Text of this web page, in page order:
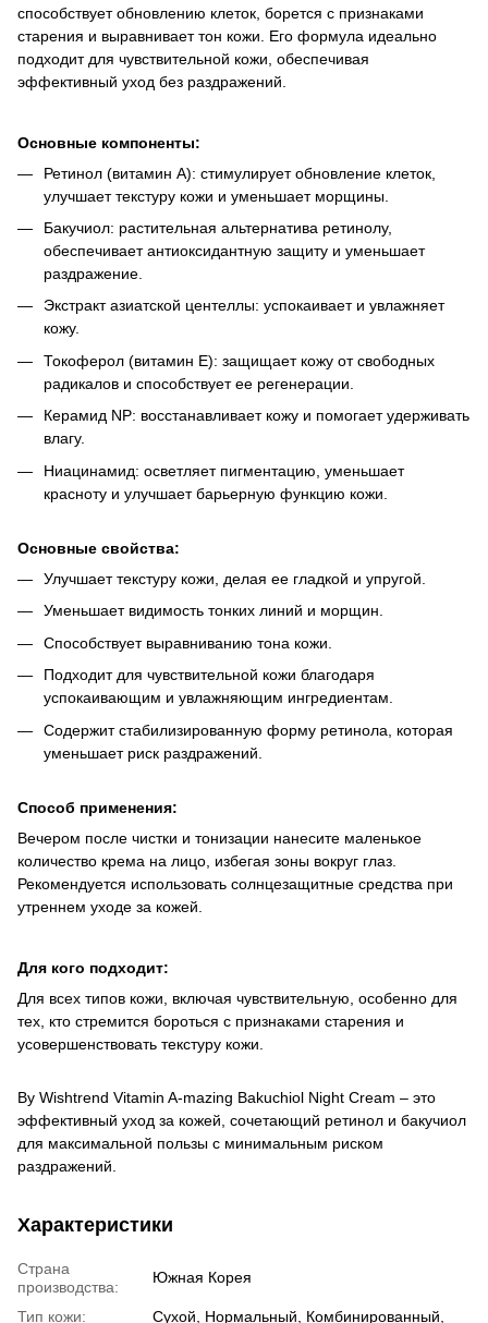
способствует обновлению клеток, борется с признаками
старения и выравнивает тон кожи. Его формула идеально
подходит для чувствительной кожи, обеспечивая
эффективный уход без раздражений.
Основные компоненты:
Ретинол (витамин А): стимулирует обновление клеток,
улучшает текстуру кожи и уменьшает морщины.
Бакучиол: растительная альтернатива ретинолу,
обеспечивает антиоксидантную защиту и уменьшает
раздражение.
Экстракт азиатской центеллы: успокаивает и увлажняет
кожу.
Токоферол (витамин Е): защищает кожу от свободных
радикалов и способствует ее регенерации.
Керамид NP: восстанавливает кожу и помогает удерживать
влагу.
Ниацинамид: осветляет пигментацию, уменьшает
красноту и улучшает барьерную функцию кожи.
Основные свойства:
Улучшает текстуру кожи, делая ее гладкой и упругой.
Уменьшает видимость тонких линий и морщин.
Способствует выравниванию тона кожи.
Подходит для чувствительной кожи благодаря
успокаивающим и увлажняющим ингредиентам.
Содержит стабилизированную форму ретинола, которая
уменьшает риск раздражений.
Способ применения:
Вечером после чистки и тонизации нанесите маленькое
количество крема на лицо, избегая зоны вокруг глаз.
Рекомендуется использовать солнцезащитные средства при
утреннем уходе за кожей.
Для кого подходит:
Для всех типов кожи, включая чувствительную, особенно для
тех, кто стремится бороться с признаками старения и
усовершенствовать текстуру кожи.
By Wishtrend Vitamin A-mazing Bakuchiol Night Cream – это
эффективный уход за кожей, сочетающий ретинол и бакучиол
для максимальной пользы с минимальным риском
раздражений.
Характеристики
Страна
производства:
Южная Корея
Тип кожи: Сухой, Нормальный, Комбинированный,